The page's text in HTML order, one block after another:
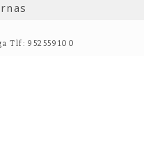
Tlf: 952559100